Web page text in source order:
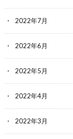
2022年7月
2022年6月
2022年5月
2022年4月
2022年3月